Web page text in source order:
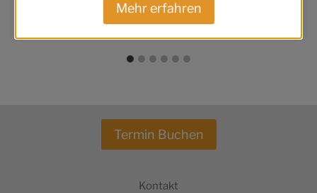
Kontakt
Termin Buchen
Mehr erfahren